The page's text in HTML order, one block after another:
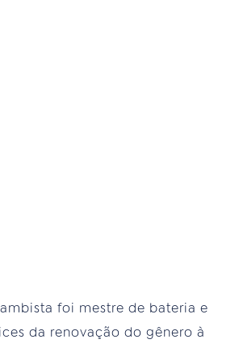
foi mestre de bateria e
da renovação do gênero à